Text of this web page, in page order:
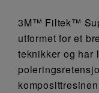
3M™ Filtek™
utformet for et
teknikker og har